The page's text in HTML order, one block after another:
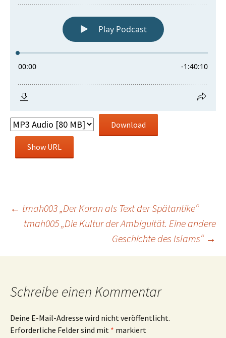
Download
Show URL
Beitragsnavigation
← tmah003 „Der Koran als Text der Spätantike“
tmah005 „Die Kultur der Ambiguität. Eine andere
Geschichte des Islams“ →
Schreibe einen Kommentar
Deine E-Mail-Adresse wird nicht veröffentlicht.
Erforderliche Felder sind mit * markiert